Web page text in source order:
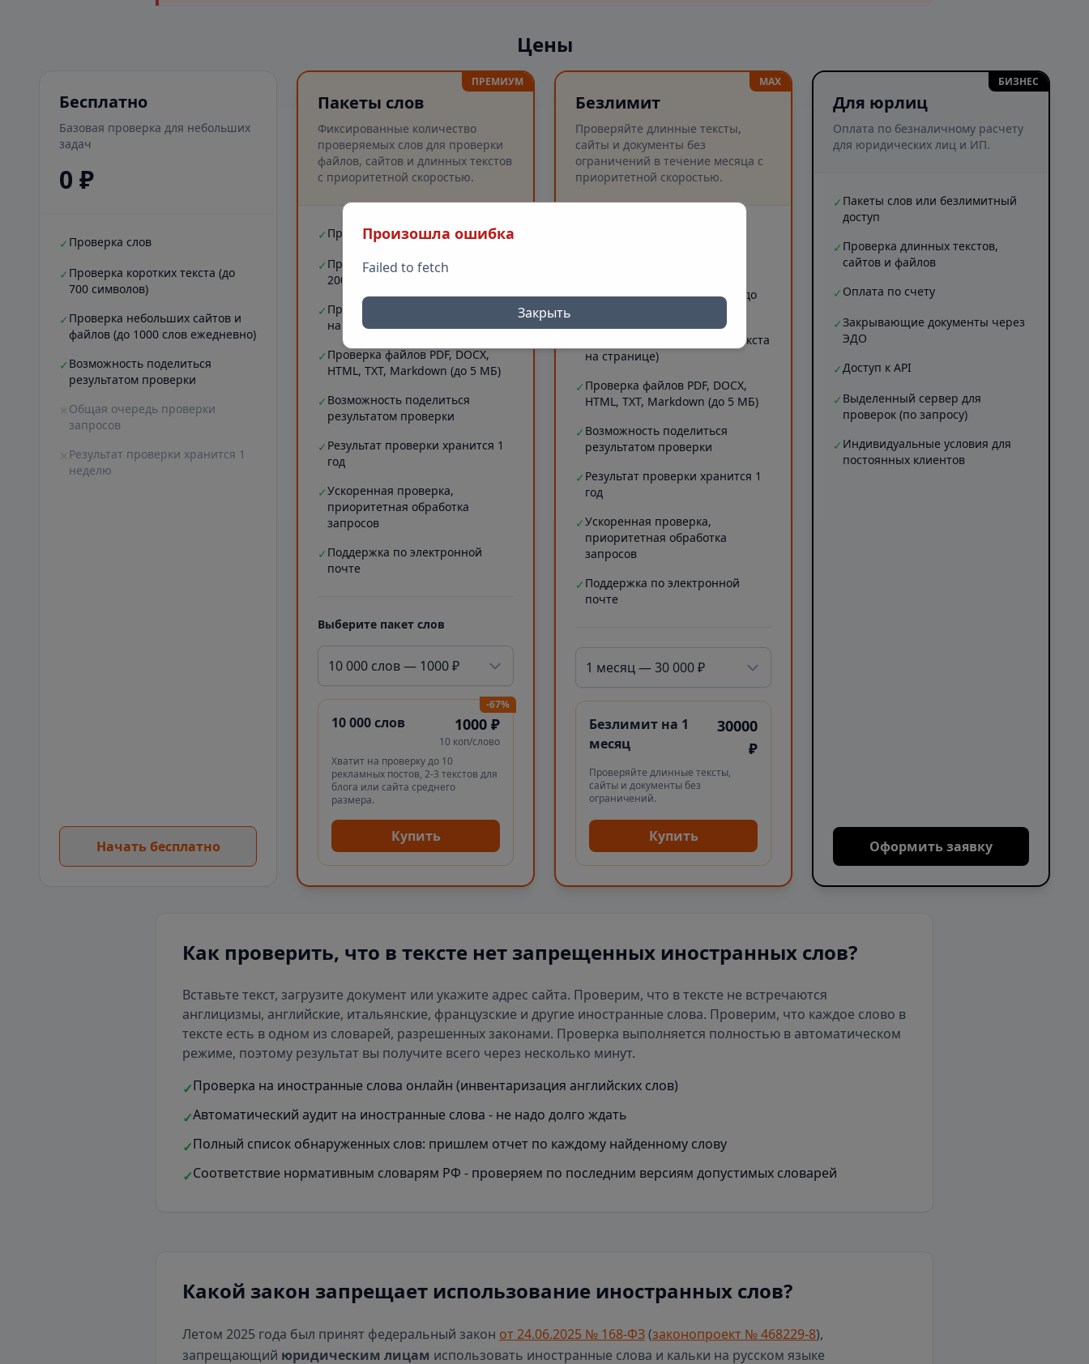
Цены
Бесплатно
Базовая проверка для небольших
задач
0 ₽
✓ Проверка слов
✓ Проверка коротких текста (до
700 символов)
✓ Проверка небольших сайтов и
файлов (до 1000 слов ежедневно)
✓ Возможность поделиться
результатом проверки
✕ Общая очередь проверки
запросов
✕ Результат проверки хранится 1
неделю
Начать бесплатно
ПРЕМИУМ
Пакеты слов
Фиксированные количество
проверяемых слов для проверки
файлов, сайтов и длинных текстов
с приоритетной скоростью.
✓ Проверка слов
✓ Проверка длинных текстов (до
20000 символов)
✓ Проверка сайтов (до 5 МБ текста
на странице)
✓ Проверка файлов PDF, DOCX,
HTML, TXT, Markdown (до 5 МБ)
✓ Возможность поделиться
результатом проверки
✓ Результат проверки хранится 1
год
✓Ускоренная проверка,
приоритетная обработка
запросов
✓ Поддержка по электронной
почте
Выберите пакет слов
10 000 слов — 1000 ₽
-67%
10 000 слов 1000 ₽
10 коп/слово
Хватит на проверку до 10
рекламных постов, 2-3 текстов для
блога или сайта среднего
размера.
Купить
MAX
Безлимит
Проверяйте длинные тексты,
сайты и документы без
ограничений в течение месяца с
приоритетной скоростью.
✓Проверка длинных текстов (до
Проверка сайтов (до 5 МБ текста
на странице)
✓ Проверка файлов PDF, DOCX,
HTML, TXT, Markdown (до 5 МБ)
✓ Возможность поделиться
результатом проверки
✓ Результат проверки хранится 1
год
✓Ускоренная проверка,
приоритетная обработка
запросов
✓ Поддержка по электронной
почте
1 месяц — 30 000 ₽
Безлимит на 1
месяц
30000
₽
Проверяйте длинные тексты,
сайты и документы без
ограничений.
Купить
БИЗНЕС
Для юрлиц
Оплата по безналичному расчету
для юридических лиц и ИП.
✓ Пакеты слов или безлимитный
доступ
✓ Проверка длинных текстов,
сайтов и файлов
✓ Оплата по счету
✓Закрывающие документы через
ЭДО
✓Доступ к API
✓ Выделенный сервер для
проверок (по запросу)
✓ Индивидуальные условия для
постоянных клиентов
Оформить заявку
Как проверить, что в тексте нет запрещенных иностранных слов?
Вставьте текст, загрузите документ или укажите адрес сайта. Проверим, что в тексте не встречаются
англицизмы, английские, итальянские, французские и другие иностранные слова. Проверим, что каждое слово в
тексте есть в одном из словарей, разрешенных законами. Проверка выполняется полностью в автоматическом
режиме, поэтому результат вы получите всего через несколько минут.
✓Проверка на иностранные слова онлайн (инвентаризация английских слов)
✓Автоматический аудит на иностранные слова - не надо долго ждать
✓Полный список обнаруженных слов: пришлем отчет по каждому найденному слову
✓Соответствие нормативным словарям РФ - проверяем по последним версиям допустимых словарей
Какой закон запрещает использование иностранных слов?
Летом 2025 года был принят федеральный закон от 24.06.2025 № 168-ФЗ(законопроект № 468229-8),
запрещающий юридическим лицам использовать иностранные слова и кальки на русском языке
Произошла ошибка
Failed to fetch
Закрыть